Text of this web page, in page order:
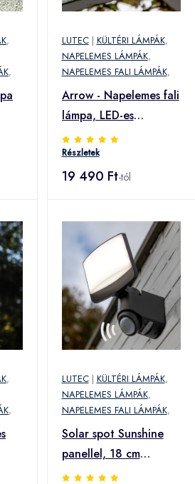
,
,
LUTEC| KÜLTÉRI LÁMPÁK,
NAPELEMES LÁMPÁK,
NAPELEMES FALI LÁMPÁK,
Arrow - Napelemes fali
lámpa, LED-es
+érzékelős
Részletek
19 490 Ft-tól
,
,
LUTEC| KÜLTÉRI LÁMPÁK,
NAPELEMES LÁMPÁK,
NAPELEMES FALI LÁMPÁK,
Solar spot Sunshine
panellel, 18 cm
érzékelő 7 W